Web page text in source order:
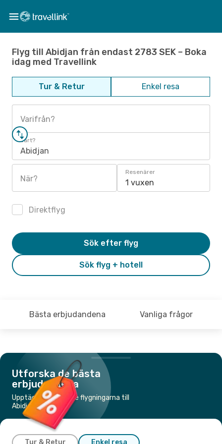
Flyg till Abidjan från endast 2783 SEK – Boka
idag med Travellink
Tur & Retur Enkel resa
Varifrån?
Vart?
Abidjan
När?
Resenärer
1 vuxen
Direktflyg
Sök flyg + hotell
Sök efter flyg
Bästa erbjudandena Vanliga frågor
Utforska de bästa
erbjudandena
Upptäck de billigaste flygningarna till
Abidjan
Tur & Retur Enkel resa